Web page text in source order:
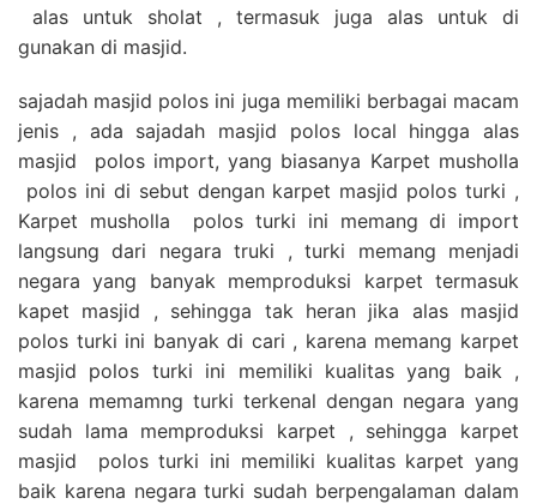
alas untuk sholat , termasuk juga alas untuk di
gunakan di masjid.
sajadah masjid polos ini juga memiliki berbagai macam
jenis , ada sajadah masjid polos local hingga alas
masjid polos import, yang biasanya Karpet musholla
polos ini di sebut dengan karpet masjid polos turki ,
Karpet musholla polos turki ini memang di import
langsung dari negara truki , turki memang menjadi
negara yang banyak memproduksi karpet termasuk
kapet masjid , sehingga tak heran jika alas masjid
polos turki ini banyak di cari , karena memang karpet
masjid polos turki ini memiliki kualitas yang baik ,
karena memamng turki terkenal dengan negara yang
sudah lama memproduksi karpet , sehingga karpet
masjid polos turki ini memiliki kualitas karpet yang
baik karena negara turki sudah berpengalaman dalam